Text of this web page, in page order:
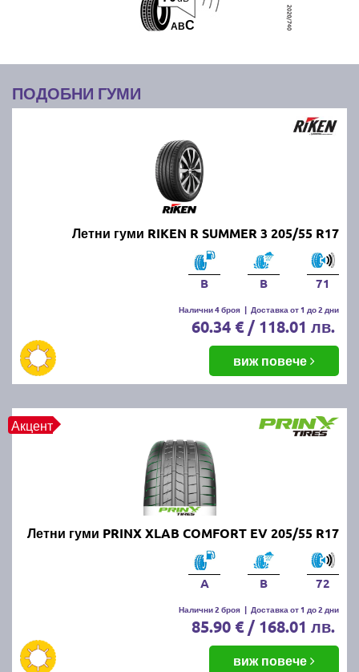
ABC
ПОДОБНИ ГУМИ
Летни гуми RIKEN R SUMMER 3 205/55 R17
B B 71
Налични 4 броя | Доставка от 1 до 2 дни
60.34 € / 118.01 лв.
виж повече
Акцент
Летни гуми PRINX XLAB COMFORT EV 205/55 R17
A B 72
Налични 2 броя | Доставка от 1 до 2 дни
85.90 € / 168.01 лв.
виж повече